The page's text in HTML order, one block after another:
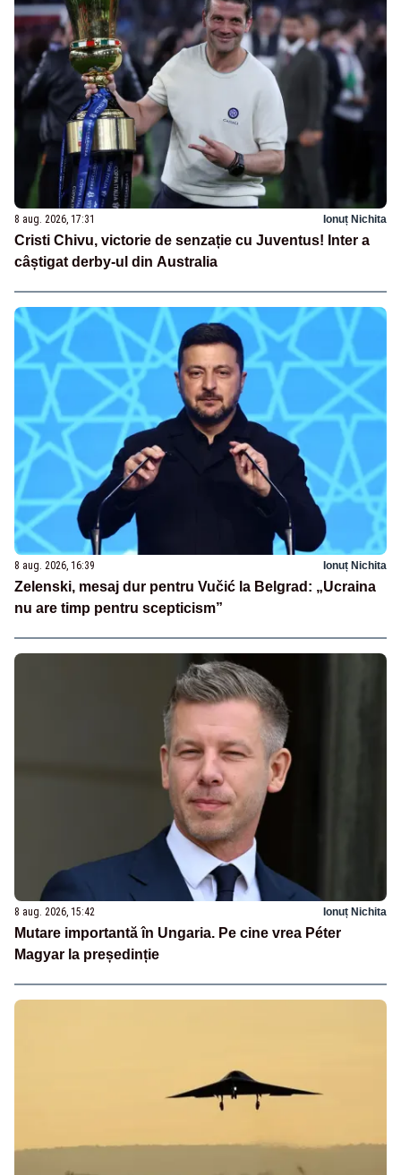
8 aug. 2026, 17:31 Ionuț Nichita
Cristi Chivu, victorie de senzație cu Juventus! Inter a
câștigat derby-ul din Australia
8 aug. 2026, 16:39 Ionuț Nichita
Zelenski, mesaj dur pentru Vučić la Belgrad: „Ucraina
nu are timp pentru scepticism”
8 aug. 2026, 15:42 Ionuț Nichita
Mutare importantă în Ungaria. Pe cine vrea Péter
Magyar la președinție